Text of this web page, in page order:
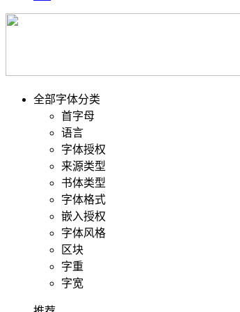
全部字体分类
首字母
语言
字体授权
来源类型
书体类型
字体格式
嵌入授权
字体风格
区块
字重
字宽